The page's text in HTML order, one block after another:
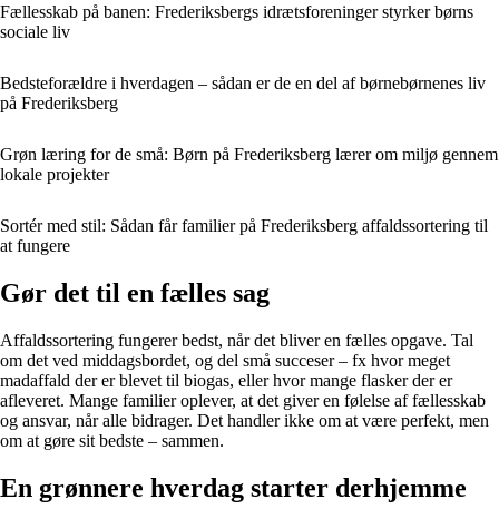
Fællesskab på banen: Frederiksbergs idrætsforeninger styrker børns
sociale liv
Bedsteforældre i hverdagen – sådan er de en del af børnebørnenes liv
på Frederiksberg
Grøn læring for de små: Børn på Frederiksberg lærer om miljø gennem
lokale projekter
Sortér med stil: Sådan får familier på Frederiksberg affaldssortering til
at fungere
Gør det til en fælles sag
Affaldssortering fungerer bedst, når det bliver en fælles opgave. Tal
om det ved middagsbordet, og del små succeser – fx hvor meget
madaffald der er blevet til biogas, eller hvor mange flasker der er
afleveret. Mange familier oplever, at det giver en følelse af fællesskab
og ansvar, når alle bidrager. Det handler ikke om at være perfekt, men
om at gøre sit bedste – sammen.
En grønnere hverdag starter derhjemme